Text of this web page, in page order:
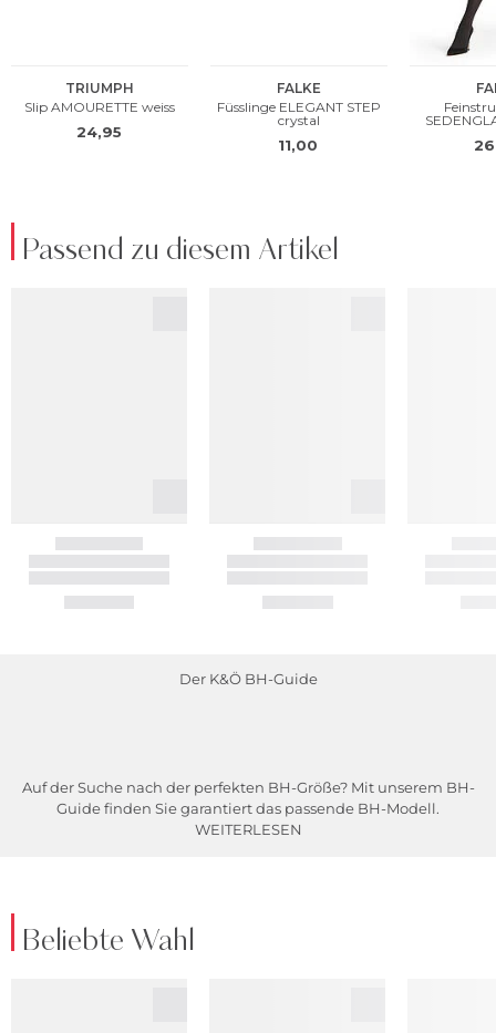
Passend zu diesem Artikel
Der K&Ö BH-Guide
Auf der Suche nach der perfekten BH-Größe? Mit unserem BH-
Guide finden Sie garantiert das passende BH-Modell.
WEITERLESEN
Beliebte Wahl